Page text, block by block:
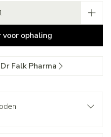
voor ophaling
Falk Pharma